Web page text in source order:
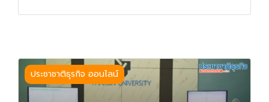
ประชาชาติธุรกิจ ออนไลน์